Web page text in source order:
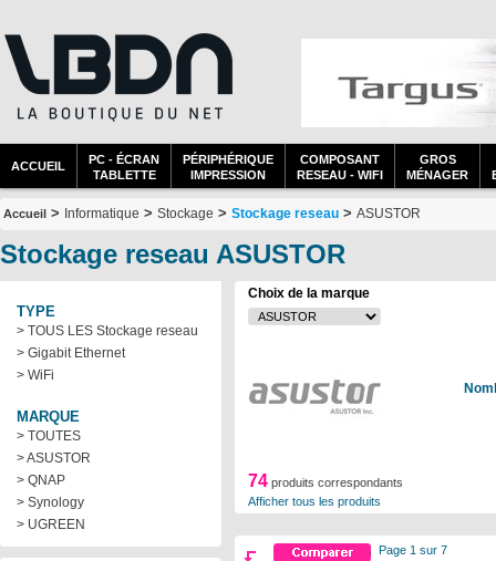
ACCUEIL
PC - ÉCRAN
TABLETTE
PÉRIPHÉRIQUE
IMPRESSION
COMPOSANT
RESEAU - WIFI
GROS
MÉNAGER
Accueil > Informatique > Stockage > Stockage reseau > ASUSTOR
Stockage reseau ASUSTOR
TYPE
> TOUS LES Stockage reseau
> Gigabit Ethernet
> WiFi
MARQUE
> TOUTES
> ASUSTOR
> QNAP
> Synology
> UGREEN
Choix de la marque
74 produits correspondants
Afficher tous les produits
Page 1 sur 7